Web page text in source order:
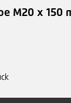
M20 x 150